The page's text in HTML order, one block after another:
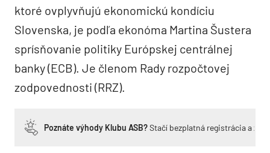
ktoré ovplyvňujú ekonomickú kondíciu
Slovenska, je podľa ekonóma Martina Šustera
sprísňovanie politiky Európskej centrálnej
banky (ECB). Je členom Rady rozpočtovej
zodpovednosti (RRZ).
Poznáte výhody Klubu ASB?Stačí bezplatná registrácia a